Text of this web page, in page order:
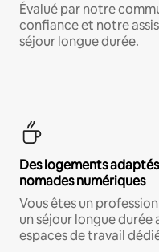
Évalué par notre
confiance et notre
séjour longue durée.
Des logements
nomades numériques
Vous êtes un
un séjour longue
espaces de travail